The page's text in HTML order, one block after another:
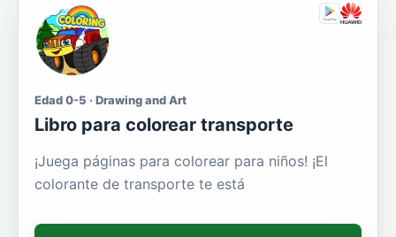
Edad 0-5 · Drawing and Art
Libro para colorear transporte
¡Juega páginas para colorear para niños! ¡El
colorante de transporte te está